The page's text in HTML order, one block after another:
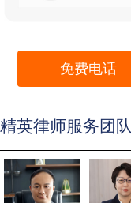
免费电话
精英律师服务团队